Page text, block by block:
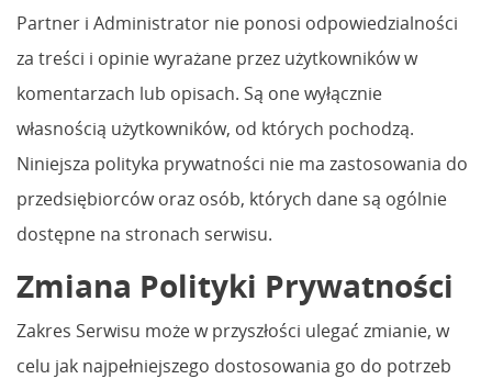
Partner i Administrator nie ponosi odpowiedzialności
za treści i opinie wyrażane przez użytkowników w
komentarzach lub opisach. Są one wyłącznie
własnością użytkowników, od których pochodzą.
Niniejsza polityka prywatności nie ma zastosowania do
przedsiębiorców oraz osób, których dane są ogólnie
dostępne na stronach serwisu.
Zmiana Polityki Prywatności
Zakres Serwisu może w przyszłości ulegać zmianie, w
celu jak najpełniejszego dostosowania go do potrzeb